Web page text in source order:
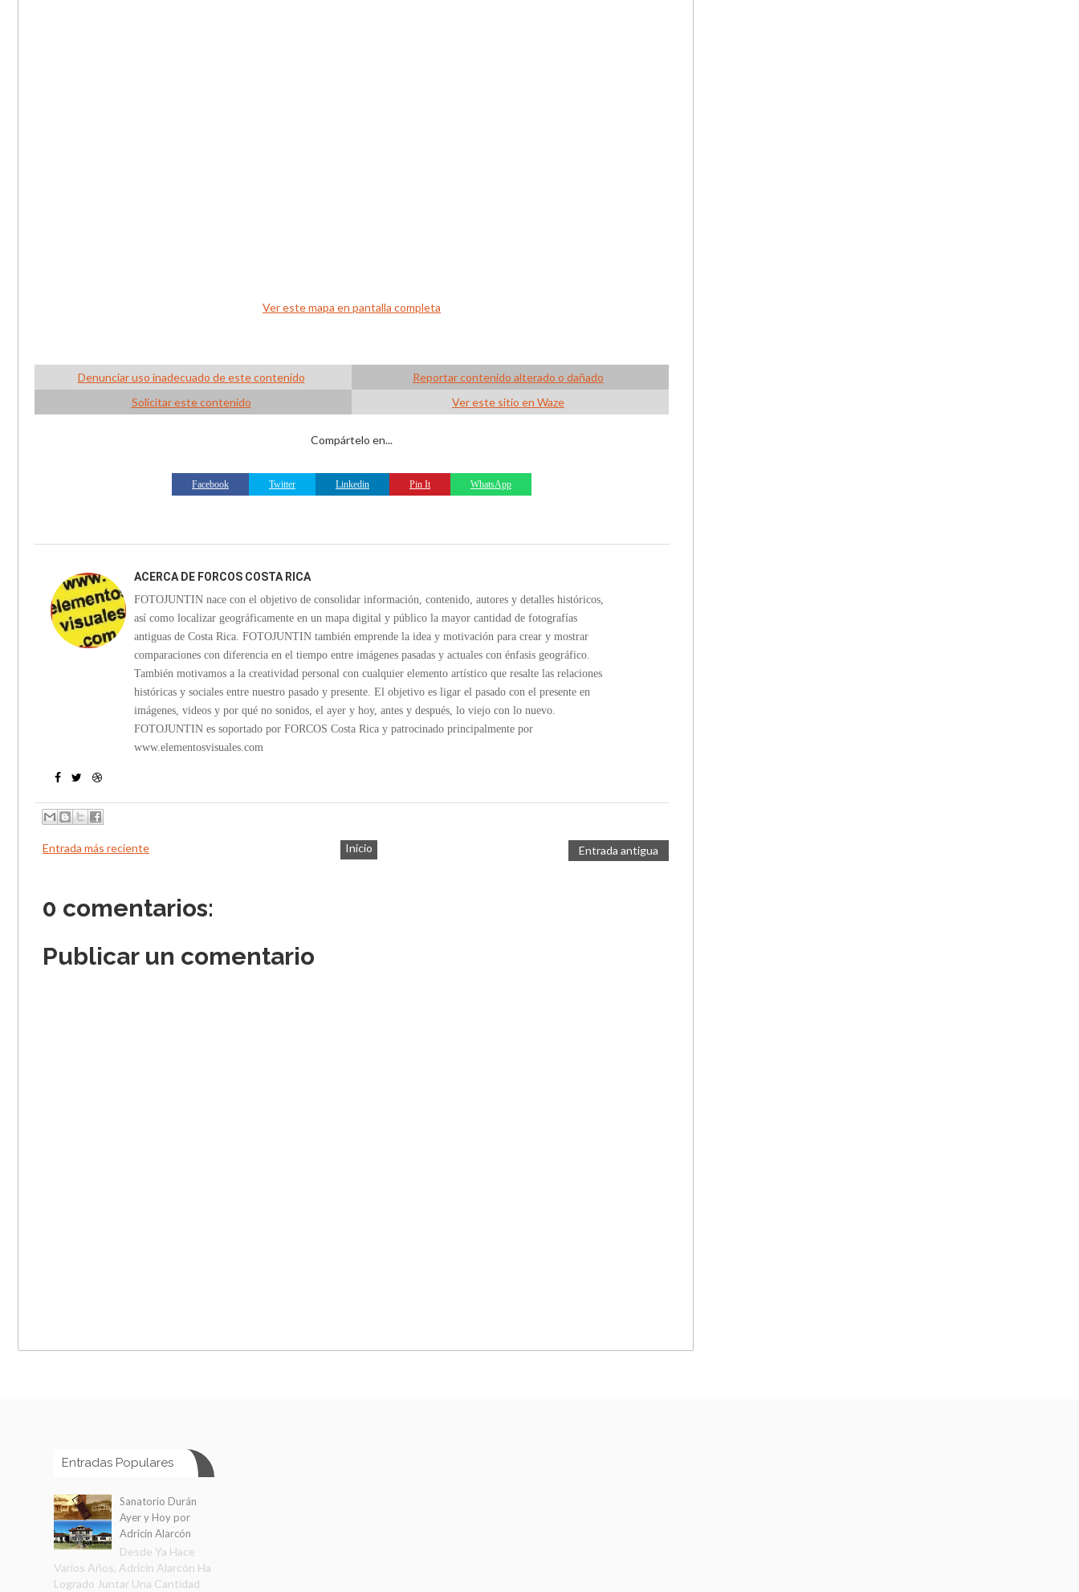
Ver este mapa en pantalla completa
Denunciar uso inadecuado de este contenido
Reportar contenido alterado o dañado
Solicitar este contenido
Ver este sitio en Waze
Compártelo en...
Facebook Twitter Linkedin Pin It WhatsApp
ACERCA DE FORCOS COSTA RICA
FOTOJUNTIN nace con el objetivo de consolidar información, contenido, autores y detalles históricos,
así como localizar geográficamente en un mapa digital y público la mayor cantidad de fotografías
antiguas de Costa Rica. FOTOJUNTIN también emprende la idea y motivación para crear y mostrar
comparaciones con diferencia en el tiempo entre imágenes pasadas y actuales con énfasis geográfico.
También motivamos a la creatividad personal con cualquier elemento artístico que resalte las relaciones
históricas y sociales entre nuestro pasado y presente. El objetivo es ligar el pasado con el presente en
imágenes, videos y por qué no sonidos, el ayer y hoy, antes y después, lo viejo con lo nuevo.
FOTOJUNTIN es soportado por FORCOS Costa Rica y patrocinado principalmente por
www.elementosvisuales.com
Entrada más reciente Entrada antigua
Inicio
0 comentarios:
Publicar un comentario
Entradas Populares
Sanatorio Durán
Ayer y Hoy por
Adricín Alarcón
Desde Ya Hace
Varios Años, Adricín Alarcón Ha
Logrado Juntar Una Cantidad